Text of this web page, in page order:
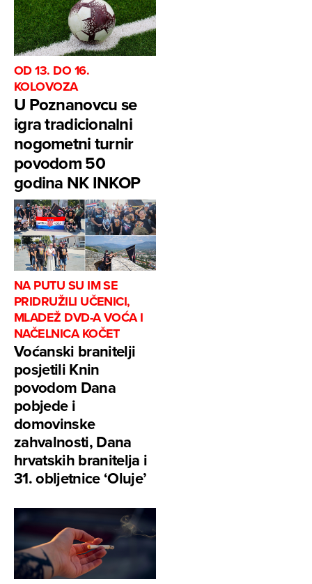
OD 13. DO 16.
KOLOVOZA
U Poznanovcu se
igra tradicionalni
nogometni turnir
povodom 50
godina NK INKOP
NA PUTU SU IM SE
PRIDRUŽILI UČENICI,
MLADEŽ DVD-A VOĆA I
NAČELNICA KOČET
Voćanski branitelji
posjetili Knin
povodom Dana
pobjede i
domovinske
zahvalnosti, Dana
hrvatskih branitelja i
31. obljetnice ‘Oluje’